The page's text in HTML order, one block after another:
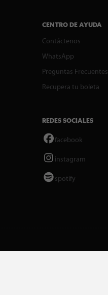
CENTRO DE AYUDA
Contáctenos
WhatsApp
Preguntas Frecuentes
Recupera tu boleta
REDES SOCIALES
facebook
instagram
spotify